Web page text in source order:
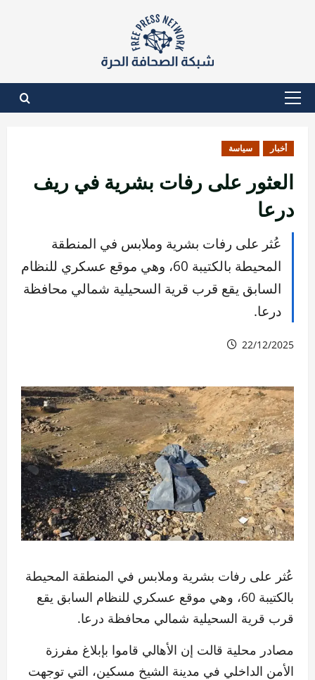
القائمة
أخبار سياسة
العثور على رفات بشرية في ريف
درعا
عُثر على رفات بشرية وملابس في المنطقة
المحيطة بالكتيبة 60، وهي موقع عسكري للنظام
السابق يقع قرب قرية السحيلية شمالي محافظة
درعا.
22/12/2025
عُثر على رفات بشرية وملابس في المنطقة المحيطة
بالكتيبة 60، وهي موقع عسكري للنظام السابق يقع
قرب قرية السحيلية شمالي محافظة درعا.
مصادر محلية قالت إن الأهالي قاموا بإبلاغ مفرزة
الأمن الداخلي في مدينة الشيخ مسكين، التي توجهت